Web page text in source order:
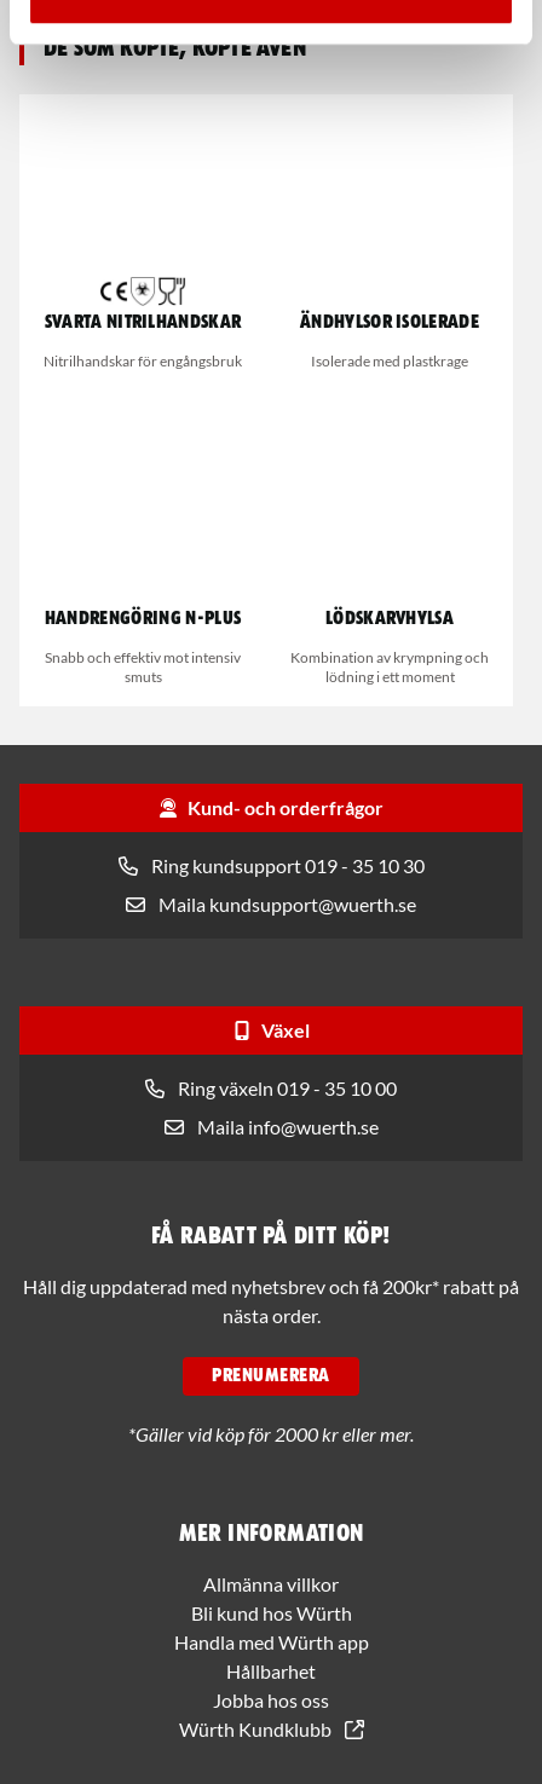
De som köpte, köpte även
Svarta nitrilhandskar
Nitrilhandskar för engångsbruk
Ändhylsor isolerade
Isolerade med plastkrage
Handrengöring N-Plus
Snabb och effektiv mot intensiv
smuts
Lödskarvhylsa
Kombination av krympning och
lödning i ett moment
Kund- och orderfrågor
Ring kundsupport 019 - 35 10 30
Maila kundsupport@wuerth.se
Växel
Ring växeln 019 - 35 10 00
Maila info@wuerth.se
Mer information
Allmänna villkor
Bli kund hos Würth
Handla med Würth app
Hållbarhet
Jobba hos oss
Würth Kundklubb
Få rabatt på ditt köp!
Håll dig uppdaterad med nyhetsbrev och få 200kr* rabatt på
nästa order.
PRENUMERERA
*Gäller vid köp för 2000 kr eller mer.